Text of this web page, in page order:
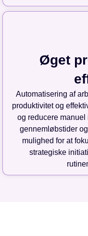
Øget
Automatisering af
produktivitet og
og reducere
gennemløbstider
mulighed for at
strategiske